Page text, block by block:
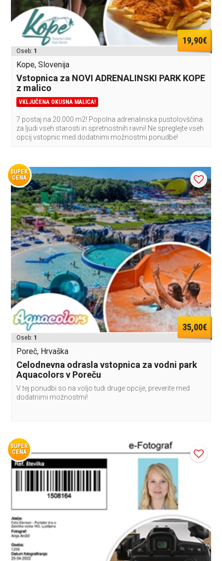
19,90€
Oseb: 1
Kope, Slovenija
Vstopnica za NOVI ADRENALINSKI PARK KOPE
z malico
VKLJUČENA OKUSNA MALICA!
7 postaj na 20.000 m2! Popolna adrenalinska pustolovščina
za ljudi vseh starosti in spretnostnih ravni! Ne spreglejte vseh
opcij vstopnic med dodatnimi možnostmi ponudbe!
SUPER
CENA
35,00€
Oseb: 1
Poreč, Hrvaška
Celodnevna odrasla vstopnica za vodni park
Aquacolors v Poreču
V tej ponudbi so na voljo tudi druge opcije, preverite med
dodatnimi možnostmi!
SUPER
CENA